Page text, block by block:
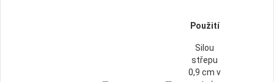
Použití
Silou
střepu
0,9 cm v